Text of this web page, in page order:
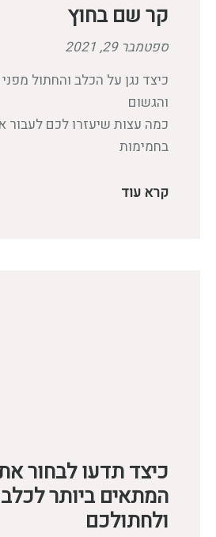
קר שם בחוץ
ספטמבר 29, 2021
כיצד נגן על הכלב והחתול
והגשום
כמה עצות שיעזרו לכם לעבור
בחמימות
קרא עוד
כיצד תדעו לבחור
המתאים ביותר
ולחתולכם